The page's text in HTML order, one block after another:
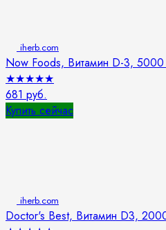
iherb.com
Now Foods, Витамин D-3, 5000
★★★★★
681 руб.
Купить сейчас
iherb.com
Doctor's Best, Витамин D3,